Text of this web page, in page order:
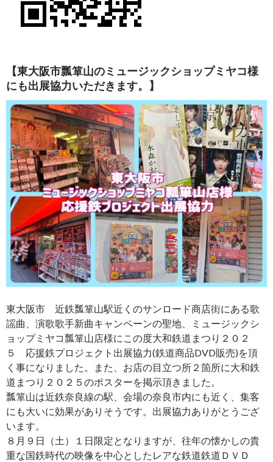
【東大阪市瓢箪山のミュージックショップミヤコ様
にも出展協力いただきます。】
東大阪市 近鉄瓢箪山駅近くのサンロード商店街にある歌
謡曲、演歌歌手新曲キャンペーンの聖地、ミュージックシ
ョップミヤコ瓢箪山店様にこの度大和鉄道まつり２０２
５ 応援鉄プロジェクト出展協力(鉄道商品DVD販売)を頂
く事になりました。また、お店の目立つ所２箇所に大和鉄
道まつり２０２５のポスターを掲示頂きました。
瓢箪山は近鉄奈良線の駅、会場の奈良市内にも近く、集客
にも大いに効果がありそうです。出展協力ありがとうござ
います。
８月９日（土）１日限定となりますが、往年の懐かしの貴
重な国鉄時代の映像を中心としたレアな鉄道鉄道ＤＶＤ